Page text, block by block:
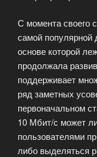
С момента своего
самой популярной
основе которой
продолжала
поддерживает
ряд заметных
первоначальном
10 Мбит/с может
пользователями
либо выделяться